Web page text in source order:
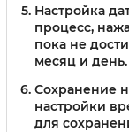
Настройка
процесс,
пока не
месяц и день.
Сохранение
настройки
для